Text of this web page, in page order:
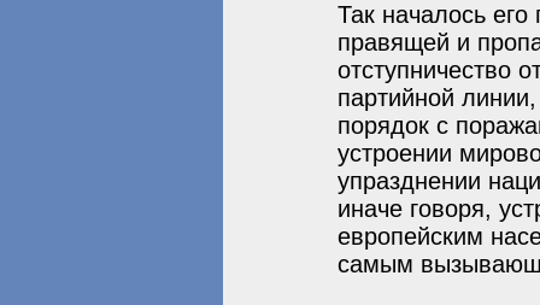
Так началось
правящей и
отступничество
партийной
порядок с
устроении
упразднении
иначе говоря,
европейским
самым